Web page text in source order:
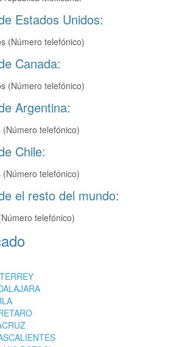
Estados Unidos:
(Número telefónico)
Canada:
(Número telefónico)
Argentina:
telefónico)
Chile:
telefónico)
el resto del mundo:
telefónico)